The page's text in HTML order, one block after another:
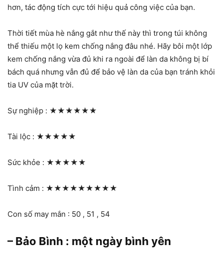
hơn, tác động tích cực tới hiệu quả công việc của bạn.
Thời tiết mùa hè nắng gắt như thế này thì trong túi không
thể thiếu một lọ kem chống nắng đâu nhé. Hãy bôi một lớp
kem chống nắng vừa đủ khi ra ngoài để làn da không bị bí
bách quá nhưng vẫn đủ để bảo vệ làn da của bạn tránh khỏi
tia UV của mặt trời.
Sự nghiệp : ★★★★★★
Tài lộc : ★★★★★
Sức khỏe : ★★★★★
Tình cảm : ★★★★★★★★★
Con số may mắn : 50 , 51 , 54
– Bảo Bình : một ngày bình yên